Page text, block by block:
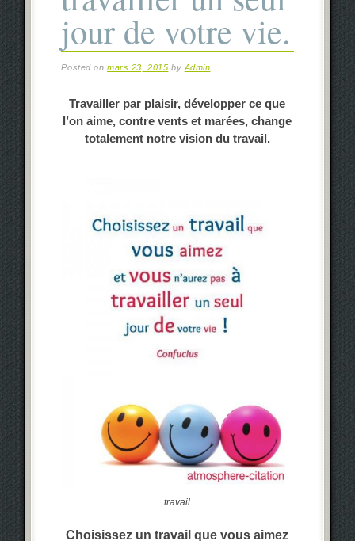
jour de votre vie.
Posted onmars 23, 2015 byAdmin
Travailler par plaisir, développer ce que
l’on aime, contre vents et marées, change
totalement notre vision du travail.
travail
Choisissez un travail que vous aimez